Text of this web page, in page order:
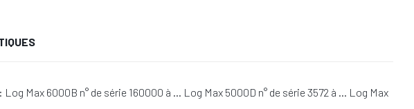
Max 6000B n° de série 160000 à … Log Max 5000D n° de série 3572 à … Log Max